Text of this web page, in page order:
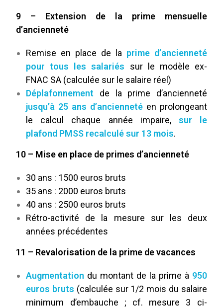
9 – Extension de la prime mensuelle
d’ancienneté
Remise en place de la prime d’ancienneté
pour tous les salariés
sur le modèle ex-
FNAC SA (calculée sur le salaire réel)
Déplafonnement
de la prime d’ancienneté
jusqu’à 25 ans d’ancienneté en prolongeant
le calcul chaque année impaire, sur le
plafond PMSS recalculé sur 13 mois.
10 – Mise en place de primes d’ancienneté
30 ans : 1500 euros bruts
35 ans : 2000 euros bruts
40 ans : 2500 euros bruts
Rétro-activité de la mesure sur les deux
années précédentes
11 – Revalorisation de la prime de vacances
Augmentation du montant de la prime à 950
euros bruts (calculée sur 1/2 mois du salaire
minimum d’embauche ; cf. mesure 3 ci-